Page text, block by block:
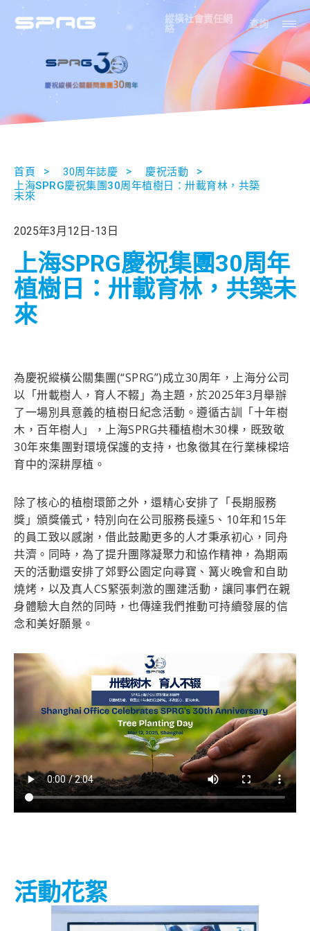
縱橫社會責任網
絡 查詢
首頁 30周年誌慶
慶祝活動
上海SPRG慶祝集團30周年植樹日：卅載育林，共築
未來
2025年3月12日-13日
上海SPRG慶祝集團30周年
植樹日：卅載育林，共築未
來
為慶祝縱橫公關集團(“SPRG”)成立30周年，上海分公司
以「卅載樹人，育人不輟」為主題，於2025年3月舉辦
了一場別具意義的植樹日紀念活動。遵循古訓「十年樹
木，百年樹人」，上海SPRG共種植樹木30棵，既致敬
30年來集團對環境保護的支持，也象徵其在行業棟樑培
育中的深耕厚植。
除了核心的植樹環節之外，還精心安排了「長期服務
獎」頒獎儀式，特別向在公司服務長達5、10年和15年
的員工致以感謝，借此鼓勵更多的人才秉承初心，同舟
共濟。同時，為了提升團隊凝聚力和協作精神，為期兩
天的活動還安排了郊野公園定向尋寶、篝火晚會和自助
燒烤，以及真人CS緊張刺激的團建活動，讓同事們在親
身體驗大自然的同時，也傳達我們推動可持續發展的信
念和美好願景。
活動花絮